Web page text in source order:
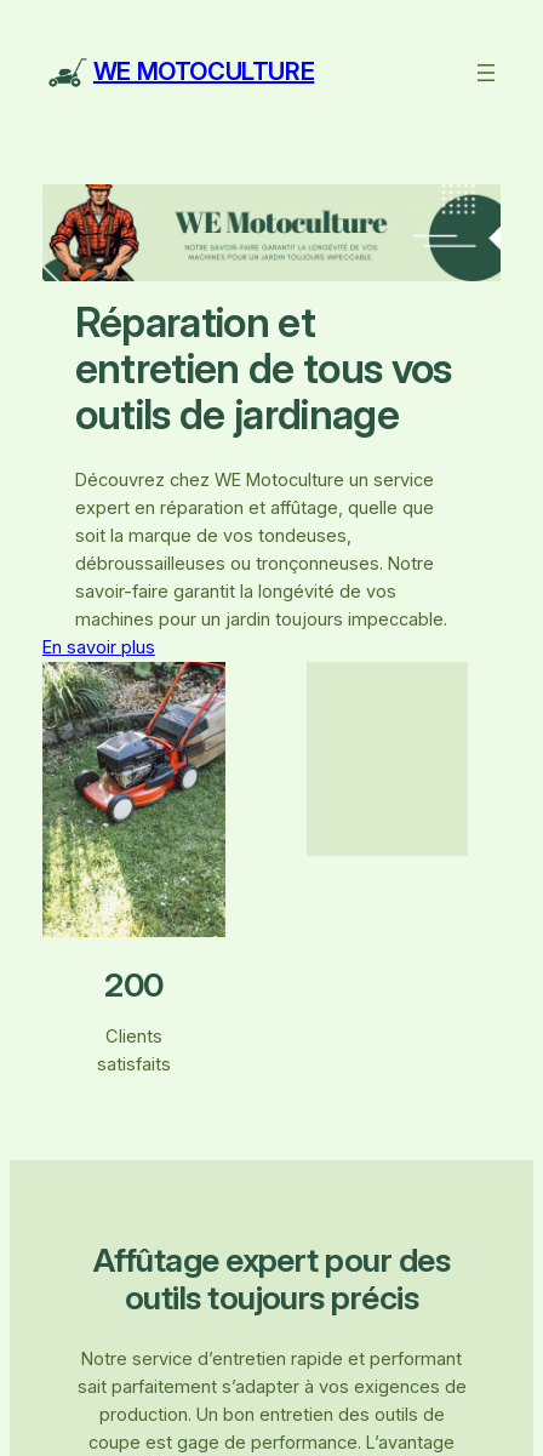
contenu
WE MOTOCULTURE
Réparation et
entretien de tous vos
outils de jardinage
Découvrez chez WE Motoculture un service
expert en réparation et affûtage, quelle que
soit la marque de vos tondeuses,
débroussailleuses ou tronçonneuses. Notre
savoir-faire garantit la longévité de vos
machines pour un jardin toujours impeccable.
En savoir plus
200
Clients
satisfaits
Affûtage expert pour des
outils toujours précis
Notre service d’entretien rapide et performant
sait parfaitement s’adapter à vos exigences de
production. Un bon entretien des outils de
coupe est gage de performance. L’avantage